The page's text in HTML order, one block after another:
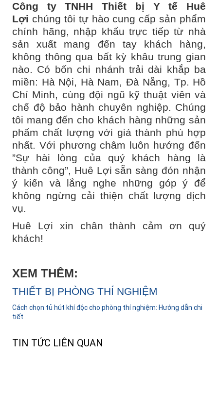
Công ty TNHH Thiết bị Y tế Huê
Lợi chúng tôi tự hào cung cấp sản phẩm
chính hãng, nhập khẩu trực tiếp từ nhà
sản xuất mang đến tay khách hàng,
không thông qua bất kỳ khâu trung gian
nào. Có bốn chi nhánh trải dài khắp ba
miền: Hà Nội, Hà Nam, Đà Nẵng, Tp. Hồ
Chí Minh, cùng đội ngũ kỹ thuật viên và
chế độ bảo hành chuyên nghiệp. Chúng
tôi mang đến cho khách hàng những sản
phẩm chất lượng với giá thành phù hợp
nhất. Với phương châm luôn hướng đến
”Sự hài lòng của quý khách hàng là
thành công”, Huê Lợi sẵn sàng đón nhận
ý kiến và lắng nghe những góp ý để
không ngừng cải thiện chất lượng dịch
vụ.
Huê Lợi xin chân thành cảm ơn quý
khách!
XEM THÊM:
THIẾT BỊ PHÒNG THÍ NGHIỆM
Cách chọn tủ hút khí độc cho phòng thí nghiệm: Hướng dẫn chi
tiết
TIN TỨC LIÊN QUAN